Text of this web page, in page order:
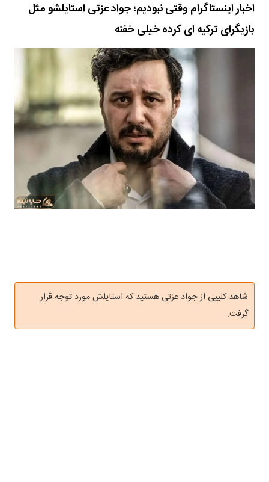
اخبار اینستاگرام وقتی نبودیم؛ جواد عزتی استایلشو مثل
بازیگرای ترکیه ای کرده خیلی خفنه
شاهد کلیپی از جواد عزتی هستید که استایلش مورد توجه قرار
گرفت.